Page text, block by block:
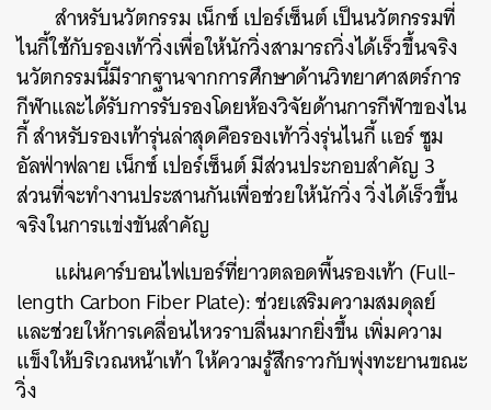
สำหรับนวัตกรรม เน็กซ์ เปอร์เซ็นต์ เป็นนวัตกรรมที่
ไนกี้ใช้กับรองเท้าวิ่งเพื่อให้นักวิ่งสามารถวิ่งได้เร็วขึ้นจริง
นวัตกรรมนี้มีรากฐานจากการศึกษาด้านวิทยาศาสตร์การ
กีฬาและได้รับการรับรองโดยห้องวิจัยด้านการกีฬาของไน
กี้ สำหรับรองเท้ารุ่นล่าสุดคือรองเท้าวิ่งรุ่นไนกี้ แอร์ ซูม
อัลฟ่าฟลาย เน็กซ์ เปอร์เซ็นต์ มีส่วนประกอบสำคัญ 3
ส่วนที่จะทำงานประสานกันเพื่อช่วยให้นักวิ่ง วิ่งได้เร็วขึ้น
จริงในการแข่งขันสำคัญ
แผ่นคาร์บอนไฟเบอร์ที่ยาวตลอดพื้นรองเท้า (Full-
length Carbon Fiber Plate): ช่วยเสริมความสมดุลย์
และช่วยให้การเคลื่อนไหวราบลื่นมากยิ่งขึ้น เพิ่มความ
แข็งให้บริเวณหน้าเท้า ให้ความรู้สึกราวกับพุ่งทะยานขณะ
วิ่ง